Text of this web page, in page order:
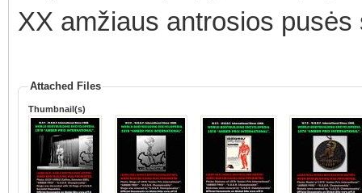
XX amžiaus antrosios pusės
Attached Files
Thumbnail(s)